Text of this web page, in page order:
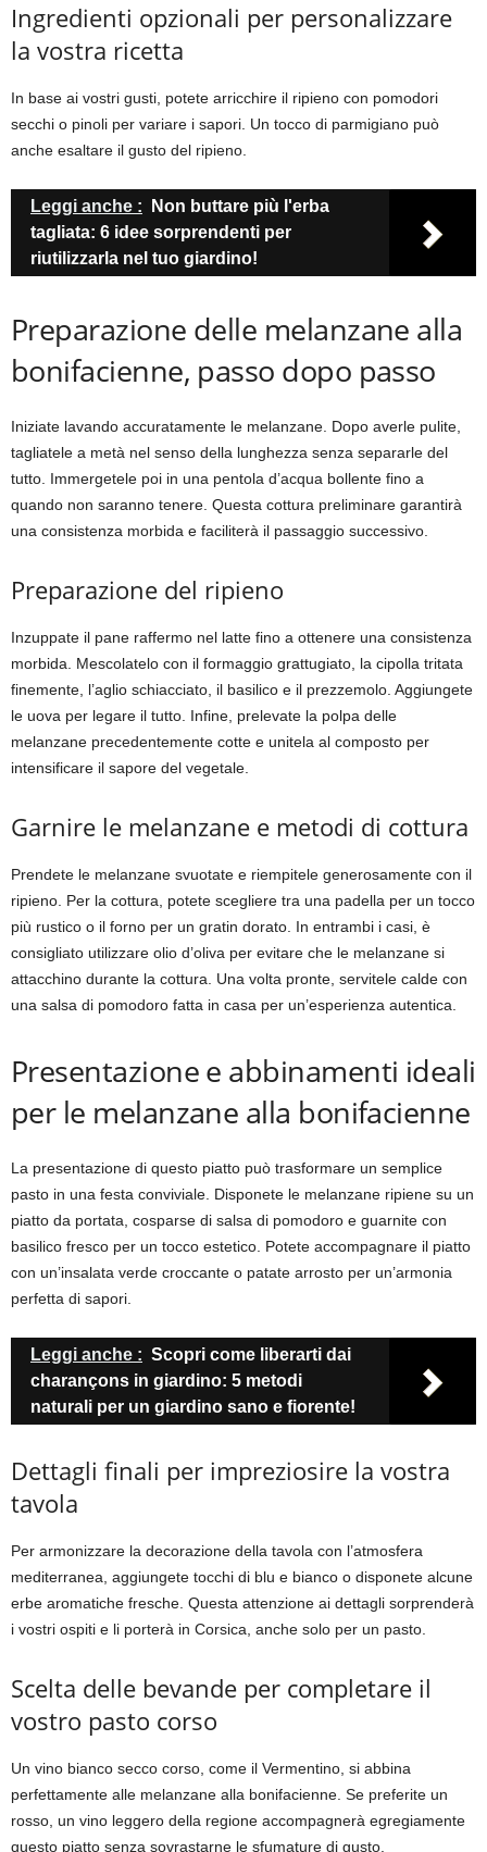
Ingredienti opzionali per personalizzare
la vostra ricetta
In base ai vostri gusti, potete arricchire il ripieno con pomodori
secchi o pinoli per variare i sapori. Un tocco di parmigiano può
anche esaltare il gusto del ripieno.
Leggi anche :
Non buttare più l'erba
tagliata: 6 idee sorprendenti per
riutilizzarla nel tuo giardino!
Preparazione delle melanzane alla
bonifacienne, passo dopo passo
Iniziate lavando accuratamente le melanzane. Dopo averle pulite,
tagliatele a metà nel senso della lunghezza senza separarle del
tutto. Immergetele poi in una pentola d’acqua bollente fino a
quando non saranno tenere. Questa cottura preliminare garantirà
una consistenza morbida e faciliterà il passaggio successivo.
Preparazione del ripieno
Inzuppate il pane raffermo nel latte fino a ottenere una consistenza
morbida. Mescolatelo con il formaggio grattugiato, la cipolla tritata
finemente, l’aglio schiacciato, il basilico e il prezzemolo. Aggiungete
le uova per legare il tutto. Infine, prelevate la polpa delle
melanzane precedentemente cotte e unitela al composto per
intensificare il sapore del vegetale.
Garnire le melanzane e metodi di cottura
Prendete le melanzane svuotate e riempitele generosamente con il
ripieno. Per la cottura, potete scegliere tra una padella per un tocco
più rustico o il forno per un gratin dorato. In entrambi i casi, è
consigliato utilizzare olio d’oliva per evitare che le melanzane si
attacchino durante la cottura. Una volta pronte, servitele calde con
una salsa di pomodoro fatta in casa per un’esperienza autentica.
Presentazione e abbinamenti ideali
per le melanzane alla bonifacienne
La presentazione di questo piatto può trasformare un semplice
pasto in una festa conviviale. Disponete le melanzane ripiene su un
piatto da portata, cosparse di salsa di pomodoro e guarnite con
basilico fresco per un tocco estetico. Potete accompagnare il piatto
con un’insalata verde croccante o patate arrosto per un’armonia
perfetta di sapori.
Leggi anche : Scopri come liberarti dai
charançons in giardino: 5 metodi
naturali per un giardino sano e fiorente!
Dettagli finali per impreziosire la vostra
tavola
Per armonizzare la decorazione della tavola con l’atmosfera
mediterranea, aggiungete tocchi di blu e bianco o disponete alcune
erbe aromatiche fresche. Questa attenzione ai dettagli sorprenderà
i vostri ospiti e li porterà in Corsica, anche solo per un pasto.
Scelta delle bevande per completare il
vostro pasto corso
Un vino bianco secco corso, come il Vermentino, si abbina
perfettamente alle melanzane alla bonifacienne. Se preferite un
rosso, un vino leggero della regione accompagnerà egregiamente
questo piatto senza sovrastarne le sfumature di gusto.